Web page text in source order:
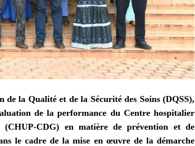
la Qualité et de la Sécurité des Soins (DQSS),
de la performance du Centre hospitalier
CDG) en matière de prévention et de
le cadre de la mise en œuvre de la démarche